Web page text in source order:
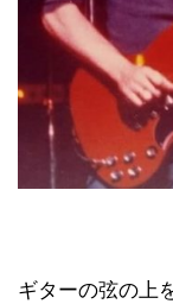
ギターの弦の上